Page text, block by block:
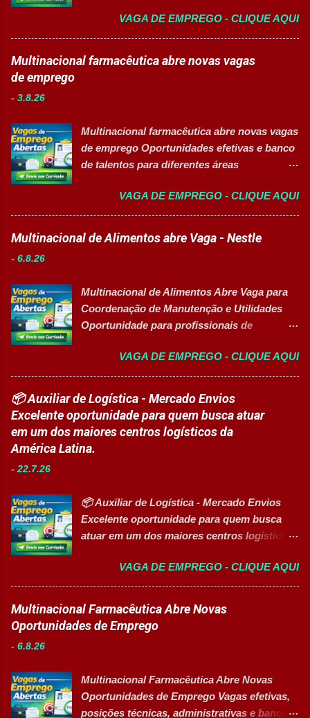
CANDIDATAR-SE AGORA 📋 Principais
Atividades ✅ Auxiliar nas atividades de
embalagem, envase, manipulação e
Auxiliar no setup e abastecimento das linhas
produtivas; ✅ Conferir materiais recebidos e
realizar devoluções quand...
MINHA VAGA Sobre o Programa de
Qualificação Estão abertas as inscrições
para programas de formação
profissionalizante voltados para o
certificação reconhecida, os participantes
contam com uma ajuda de custo calculada
em R$ 6,00 por hora-aula frequentada , ideal
durante todo o período de estudos. Opções
de Formação Disponíveis Aperfeiçoamento
em Gestão e Serviços de Gastronomia
Noturna) Estratégia de Vendas e
Performance Comercial (Turma Vespertina)
Estrutura e Horários das Turmas
VAGA DE EMPREGO - CLIQUE AQUI
Multinacional farmacêutica abre novas vagas
de emprego
- 3.8.26
Multinacional farmacêutica abre novas vagas
de emprego Oportunidades efetivas e banco
de talentos para diferentes áreas
Sobre as oportunidades Uma das maiores
multinacionais farmacêuticas do Brasil está
com novas oportunidades abertas para
profissionais que desejam atuar em um
vagas contemplam áreas industriais,
logística, manutenção, projetos e banco de
talentos, oferecendo oportunidades para
de experiência. Vagas disponíveis Analista
de Projetos Pleno Auxiliar de Almoxarifado
Auxiliar de Produção Eletricista de
Manutenção II Banco de Talentos Áreas de
atuação Produção Industrial. Logística.
Almoxarifado. Projetos. Engenharia.
Org...
VAGA DE EMPREGO - CLIQUE AQUI
Multinacional de Alimentos abre Vaga - Nestle
- 6.8.26
Multinacional de Alimentos Abre Vaga para
Coordenação de Manutenção e Utilidades
Oportunidade para profissionais de
e excelência operacional 👉 CANDIDATAR-
SE AGORA Sobre a Posição Líder mundial
no segmento de alimentos e bebidas busca
profissional qualificado para coordenar as
áreas de Manutenção e Utilidades em sua
unidade fabril. A posição tem como foco
estratégica em projetos de melhoria
contínua da planta industrial. Principais
Responsabilidades Assegurar a manutenção
utilidades, elétrica e setores auxiliares.
Identificar oportunidades de melhoria
contínua nos processos e no consumo de
recursos energéticos. Garantir a
Liderar a gestão da ...
VAGA DE EMPREGO - CLIQUE AQUI
📦 Auxiliar de Logística - Mercado Envios
Excelente oportunidade para quem busca atuar
em um dos maiores centros logísticos da
América Latina.
-22.7.26
📦 Auxiliar de Logística - Mercado Envios
Excelente oportunidade para quem busca
atuar em um dos maiores centros logísticos
📋 Sobre a oportunidade O Mercado Envios
está com oportunidade para Auxiliar de
Logística . A empresa busca profissionais
comprometidos, organizados e que desejam
crescer em um ambiente inovador,
Receber produtos no centro de distribuição;
Embalar e etiquetar mercadorias; Conferir
VAGA DE EMPREGO - CLIQUE AQUI
Multinacional Farmacêutica Abre Novas
Oportunidades de Emprego
- 6.8.26
Multinacional Farmacêutica Abre Novas
Oportunidades de Emprego Vagas efetivas,
posições técnicas, administrativas e banco